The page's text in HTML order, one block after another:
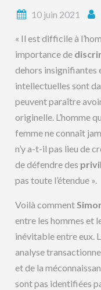
10 juin 2021
« Il est difficile à
importance de
dehors insignifiantes
intellectuelles sont
peuvent paraître
originelle. L’homme
femme ne connaît
n’y a-t-il pas lieu de
de défendre des
pas toute l’étendue ».
Voilà comment
entre les hommes et
inévitable entre eux.
analyse
et de la
sont pas identifiées